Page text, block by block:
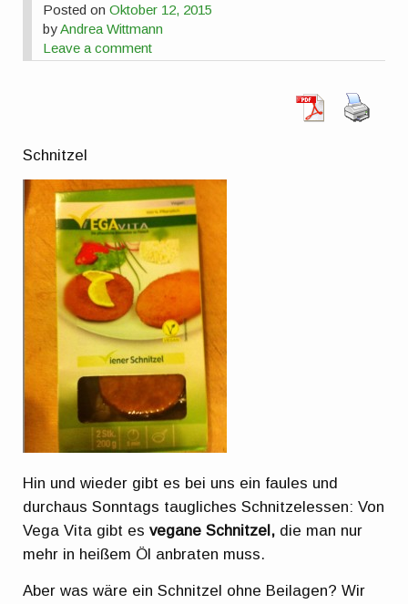
Posted onOktober 12, 2015
byAndrea Wittmann
Leave a comment
Schnitzel
Hin und wieder gibt es bei uns ein faules und
durchaus Sonntags taugliches Schnitzelessen: Von
Vega Vita gibt esvegane Schnitzel, die man nur
mehr in heißem Öl anbraten muss.
Aber was wäre ein Schnitzel ohne Beilagen? Wir